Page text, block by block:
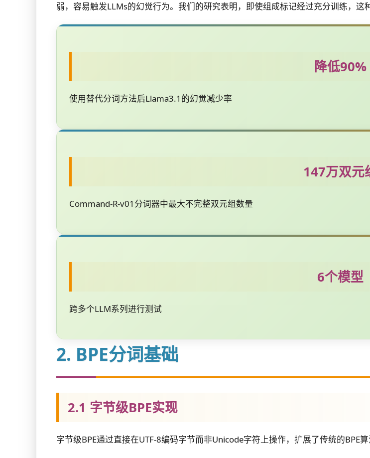
弱，容易触发LLMs的幻觉行为。我们的研究表明，即使组成标记经过充分训练，这
降低90%
使用替代分词方法后Llama3.1的幻觉减少率
147万双元
Command-R-v01分词器中最大不完整双元组数量
6个模型
跨多个LLM系列进行测试
2. BPE分词基础
2.1 字节级BPE实现
字节级BPE通过直接在UTF-8编码字节而非Unicode字符上操作，扩展了传统的BPE